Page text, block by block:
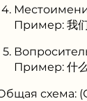
Пример: 我
Пример: 什
схема: